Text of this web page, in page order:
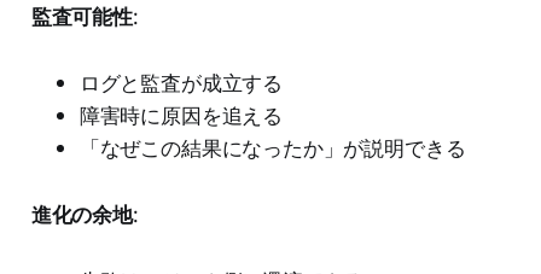
監査可能性:
ログと監査が成立する
障害時に原因を追える
「なぜこの結果になったか」が説明できる
進化の余地: